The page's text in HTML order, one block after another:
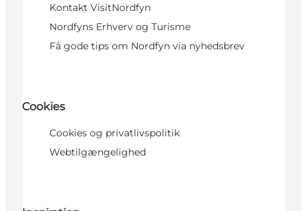
Kontakt VisitNordfyn
Nordfyns Erhverv og Turisme
Få gode tips om Nordfyn via nyhedsbrev
Cookies
Cookies og privatlivspolitik
Webtilgængelighed